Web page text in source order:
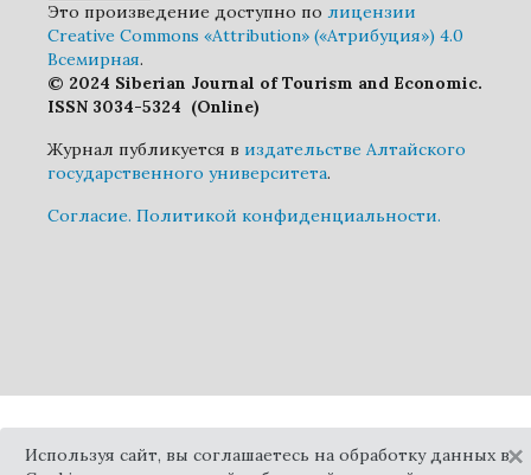
Это произведение доступно по лицензии
Creative Commons «Attribution» («Атрибуция») 4.0
Всемирная.
© 2024 Siberian Journal of Tourism and Economic.
ISSN 3034-5324 (Online)
Журнал публикуется в издательстве Алтайского
государственного университета.
Cогласие. Политикой конфиденциальности.
Используя сайт, вы соглашаетесь на обработку данных в×